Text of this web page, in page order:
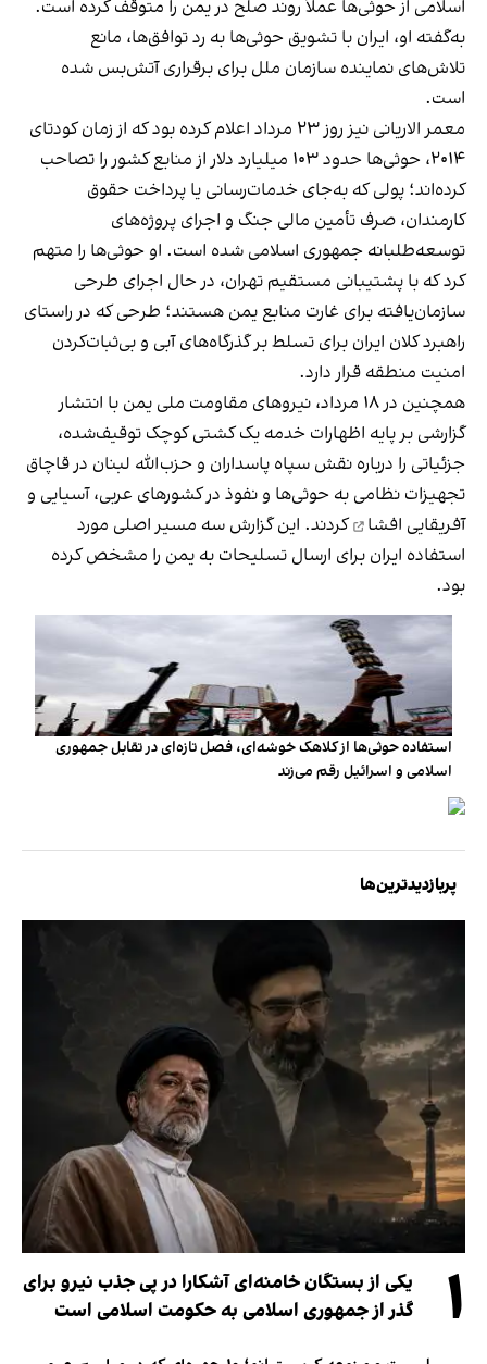
اسلامی از حوثی‌ها عملاً روند صلح در یمن را متوقف کرده است.
به‌گفته او، ایران با تشویق حوثی‌ها به رد توافق‌ها، مانع
تلاش‌های نماینده سازمان ملل برای برقراری آتش‌بس شده
است.
معمر الاریانی نیز روز ۲۳ مرداد اعلام کرده بود که از زمان کودتای
۲۰۱۴، حوثی‌ها حدود ۱۰۳ میلیارد دلار از منابع کشور را تصاحب
کرده‌اند؛ پولی که به‌جای خدمات‌رسانی یا پرداخت حقوق
کارمندان، صرف تأمین مالی جنگ و اجرای پروژه‌های
توسعه‌طلبانه جمهوری اسلامی شده است. او حوثی‌ها را متهم
کرد که با پشتیبانی مستقیم تهران، در حال اجرای طرحی
سازمان‌یافته برای غارت منابع یمن هستند؛ طرحی که در راستای
راهبرد کلان ایران برای تسلط بر گذرگاه‌های آبی و بی‌ثبات‌کردن
امنیت منطقه قرار دارد.
همچنین در ۱۸ مرداد، نیروهای مقاومت ملی یمن با انتشار
گزارشی بر پایه اظهارات خدمه یک کشتی کوچک توقیف‌شده،
جزئیاتی را درباره نقش سپاه پاسداران و حزب‌الله لبنان در قاچاق
تجهیزات نظامی به حوثی‌ها و نفوذ در کشورهای عربی، آسیایی و
آفریقایی افشا
کردند. این گزارش سه مسیر اصلی مورد
استفاده ایران برای ارسال تسلیحات به یمن را مشخص کرده
بود.
استفاده حوثی‌ها از کلاهک خوشه‌ای، فصل تازه‌ای در تقابل جمهوری
اسلامی و اسرائیل رقم می‌زند
پربازدیدترین‌ها
۱
یکی از بستگان خامنه‌ای آشکارا در پی جذب نیرو برای
گذر از جمهوری اسلامی به حکومت اسلامی است